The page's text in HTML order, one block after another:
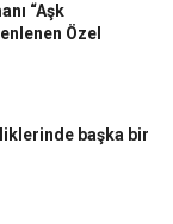
“Aşk
Özel
başka bir